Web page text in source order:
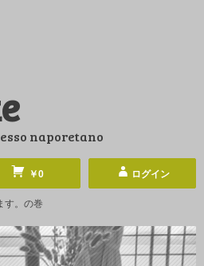
naporetano
￥0 ログイン
す。の巻